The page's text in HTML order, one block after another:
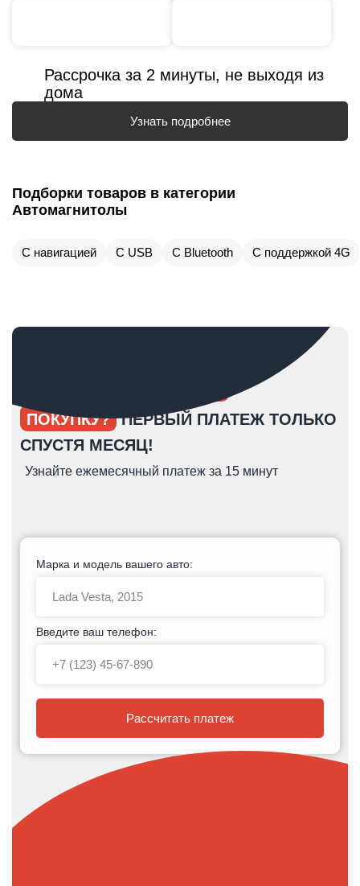
Рассрочка за 2 минуты, не выходя из
дома
Узнать подробнее
Подборки товаров в категории
Автомагнитолы
С навигацией С USB С Bluetooth С поддержкой 4G
ПОКУПКУ? ПЕРВЫЙ ПЛАТЕЖ ТОЛЬКО
СПУСТЯ МЕСЯЦ!
Узнайте ежемесячный платеж за 15 минут
Марка и модель вашего авто:
Введите ваш телефон:
Рассчитать платеж